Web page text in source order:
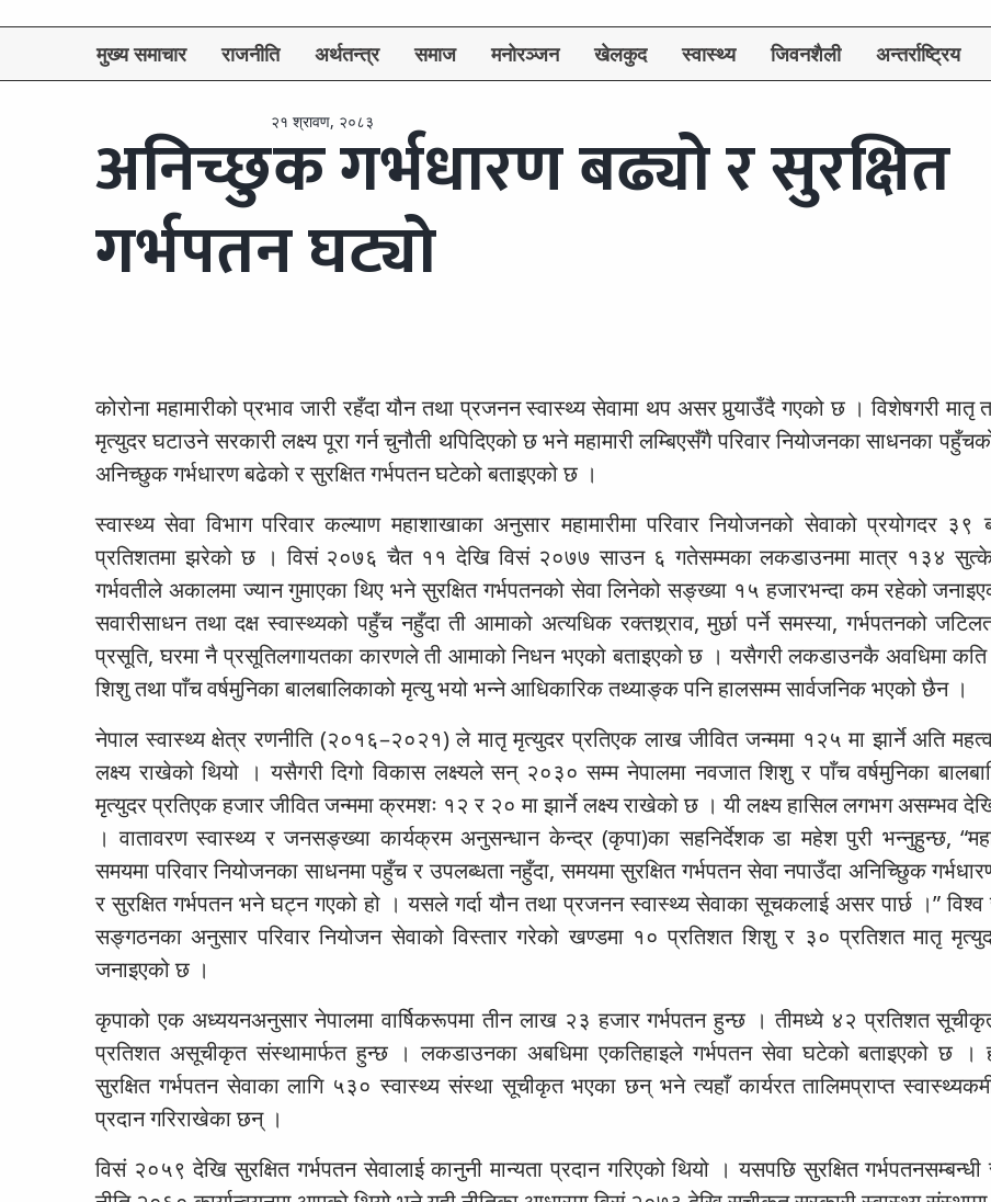
२१ श्रावण, २०८३
मुख्य समाचार राजनीति अर्थतन्त्र समाज मनोरञ्जन खेलकुद स्वास्थ्य जिवनशैली अन्तर्राष्ट्रिय
अनिच्छुक गर्भधारण बढ्यो र सुरक्षित
गर्भपतन घट्यो
कोरोना महामारीको प्रभाव जारी रहँदा यौन तथा प्रजनन स्वास्थ्य सेवामा थप असर पुर्‍याउँदै गएको छ । विशेषगरी मातृ
मृत्युदर घटाउने सरकारी लक्ष्य पूरा गर्न चुनौती थपिदिएको छ भने महामारी लम्बिएसँगै परिवार नियोजनका साधनका
अनिच्छुक गर्भधारण बढेको र सुरक्षित गर्भपतन घटेको बताइएको छ ।
स्वास्थ्य सेवा विभाग परिवार कल्याण महाशाखाका अनुसार महामारीमा परिवार नियोजनको सेवाको प्रयोगदर ३९
प्रतिशतमा झरेको छ । विसं २०७६ चैत ११ देखि विसं २०७७ साउन ६ गतेसम्मका लकडाउनमा मात्र १३४
गर्भवतीले अकालमा ज्यान गुमाएका थिए भने सुरक्षित गर्भपतनको सेवा लिनेको सङ्ख्या १५ हजारभन्दा कम रहेको
सवारीसाधन तथा दक्ष स्वास्थ्यको पहुँच नहुँदा ती आमाको अत्यधिक रक्तश्र्राव, मुर्छा पर्ने समस्या, गर्भपतनको
प्रसूति, घरमा नै प्रसूतिलगायतका कारणले ती आमाको निधन भएको बताइएको छ । यसैगरी लकडाउनकै अवधिमा
शिशु तथा पाँच वर्षमुनिका बालबालिकाको मृत्यु भयो भन्ने आधिकारिक तथ्याङ्क पनि हालसम्म सार्वजनिक भएको छैन ।
नेपाल स्वास्थ्य क्षेत्र रणनीति (२०१६–२०२१) ले मातृ मृत्युदर प्रतिएक लाख जीवित जन्ममा १२५ मा झार्ने अति
लक्ष्य राखेको थियो । यसैगरी दिगो विकास लक्ष्यले सन् २०३० सम्म नेपालमा नवजात शिशु र पाँच वर्षमुनिका
मृत्युदर प्रतिएक हजार जीवित जन्ममा क्रमशः १२ र २० मा झार्ने लक्ष्य राखेको छ । यी लक्ष्य हासिल लगभग असम्भव
। वातावरण स्वास्थ्य र जनसङ्ख्या कार्यक्रम अनुसन्धान केन्द्र (कृपा)का सहनिर्देशक डा महेश पुरी भन्नुहुन्छ,
समयमा परिवार नियोजनका साधनमा पहुँच र उपलब्धता नहुँदा, समयमा सुरक्षित गर्भपतन सेवा नपाउँदा अनिच्छिुक
र सुरक्षित गर्भपतन भने घट्न गएको हो । यसले गर्दा यौन तथा प्रजनन स्वास्थ्य सेवाका सूचकलाई असर पार्छ ।” विश्व
सङ्गठनका अनुसार परिवार नियोजन सेवाको विस्तार गरेको खण्डमा १० प्रतिशत शिशु र ३० प्रतिशत मातृ
जनाइएको छ ।
कृपाको एक अध्ययनअनुसार नेपालमा वार्षिकरूपमा तीन लाख २३ हजार गर्भपतन हुन्छ । तीमध्ये ४२ प्रतिशत
प्रतिशत असूचीकृत संस्थामार्फत हुन्छ । लकडाउनका अबधिमा एकतिहाइले गर्भपतन सेवा घटेको बताइएको छ ।
सुरक्षित गर्भपतन सेवाका लागि ५३० स्वास्थ्य संस्था सूचीकृत भएका छन् भने त्यहाँ कार्यरत तालिमप्राप्त
प्रदान गरिराखेका छन् ।
विसं २०५९ देखि सुरक्षित गर्भपतन सेवालाई कानुनी मान्यता प्रदान गरिएको थियो । यसपछि सुरक्षित गर्भपतनसम्बन्धी